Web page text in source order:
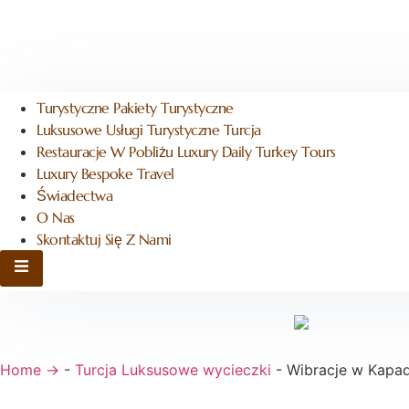
Turystyczne Pakiety Turystyczne
Luksusowe Usługi Turystyczne Turcja
Restauracje W Pobliżu Luxury Daily Turkey Tours
Luxury Bespoke Travel
Świadectwa
O Nas
Skontaktuj Się Z Nami
Hamburger Toggle Menu
Home → - Turcja Luksusowe wycieczki - Wibracje w